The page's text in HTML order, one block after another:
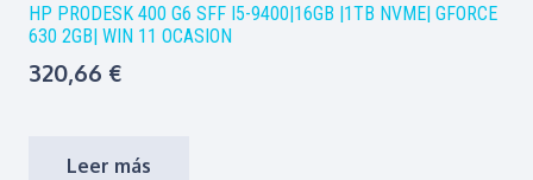
HP PRODESK 400 G6 SFF I5-9400|16GB |1TB NVME| GFORCE
630 2GB| WIN 11 OCASION
320,66 €
Leer más